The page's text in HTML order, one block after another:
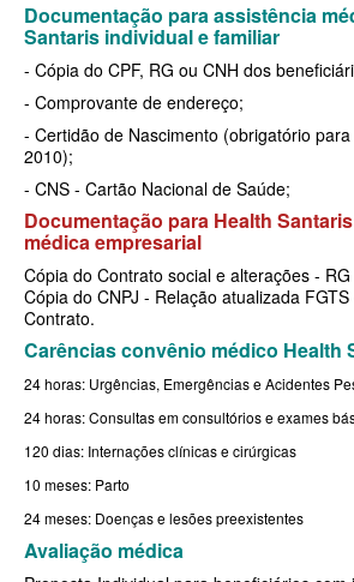
TOTAL MEDCARE PLANO DE SAÚDE
UNIHOSP PLANO DE SAÚDE EMPRESARIAL
UNIMED CENTRAL PLANO DE SAÚDE
UNIMED GUARULHOS PLANO DE SAÚDE
ÚNICA PLANO DE SAÚDE EMPRESARIAL
GARANTIA GS PLANO INDIVIDUAL
INTERCLINICAS PLANO DE SAÚDE INDIVIDUAL
KIPP PLANO DE SAÚDE INDIVIDUAL
MEDICAL HEALTH PLANO DE SAÚDE
MED TOUR PLANO DE SAÚDE INDIVIDUAL
PLENA PLANO DE SAÚDE INDIVIDUAL
QSAUDE PLANO DE SAÚDE INDIVIDUAL
SANTARIS PLANO DE SAÚDE INDIVIDUAL
SÃO CRISTOVÃO PLANO DE SAÚDE
Documentação para assistência
Santaris individual e familiar
- Cópia do CPF, RG ou CNH dos
- Comprovante de endereço;
- Certidão de Nascimento (obrigatório
2010);
- CNS - Cartão Nacional de Saúde;
Documentação para Health
médica empresarial
Cópia do Contrato social e alterações -
Cópia do CNPJ - Relação atualizada
Contrato.
Carências convênio médico Health
24 horas: Urgências, Emergências e Acidentes
24 horas: Consultas em consultórios e exames
120 dias: Internações clínicas e cirúrgicas
10 meses: Parto
24 meses: Doenças e lesões preexistentes
Avaliação médica